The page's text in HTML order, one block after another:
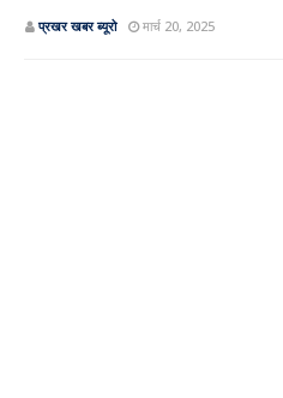
प्रखर खबर ब्‍यूरो मार्च 20, 2025